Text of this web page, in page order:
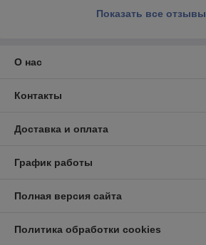
Показать все отзывы
О нас
Контакты
Доставка и оплата
График работы
Полная версия сайта
Политика обработки cookies